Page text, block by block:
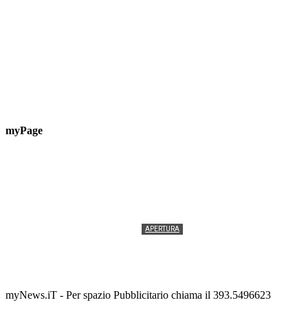
myPage
APERTURA
myNews.iT - Per spazio Pubblicitario chiama il 393.5496623